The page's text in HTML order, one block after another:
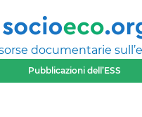
documentarie
Pubblicazioni dell’ESS